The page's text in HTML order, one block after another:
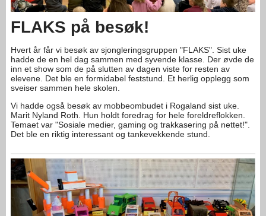
FLAKS på besøk!
Hvert år får vi besøk av sjongleringsgruppen "FLAKS". Sist uke
hadde de en hel dag sammen med syvende klasse. Der øvde de
inn et show som de på slutten av dagen viste for resten av
elevene. Det ble en formidabel feststund. Et herlig opplegg som
sveiser sammen hele skolen.
Vi hadde også besøk av mobbeombudet i Rogaland sist uke.
Marit Nyland Roth. Hun holdt foredrag for hele foreldreflokken.
Temaet var "Sosiale medier, gaming og trakkasering på nettet!".
Det ble en riktig interessant og tankevekkende stund.